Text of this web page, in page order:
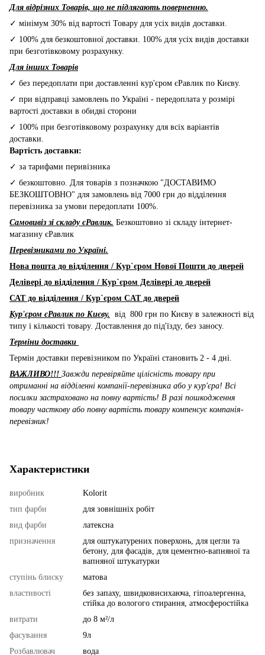
Для відрізних Товарів, що не підлягають поверненню.
✓ мінімум 30% від вартості Товару для усіх видів доставки.
✓ 100% для безкоштовної доставки. 100% для усіх видів доставки
при безготівковому розрахунку.
Для інших Товарів
✓ без передоплати при доставленні кур'єром єРавлик по Києву.
✓ при відправці замовлень по Україні - передоплата у розмірі
вартості доставки в обидві сторони
✓ 100% при безготівковому розрахунку для всіх варіантів
доставки.
Вартість доставки:
✓ за тарифами перивізника
✓ безкоштовно. Для товарів з позначкою "ДОСТАВИМО
БЕЗКОШТОВНО" для замовлень від 7000 грн до відділення
перевізника за умови передоплати 100%.
Самовивіз зі складу єРавлик. Безкоштовно зі складу інтернет-
магазину єРавлик
Перевізниками по Україні.
Нова пошта до відділення / Кур`єром Нової Пошти до дверей
Делівері до відділення / Кур`єром Делівері до дверей
САТ до відділення / Кур`єром CAT до дверей
Кур'єром єРавлик по Києву. від 800 грн по Києву в залежності від
типу і кількості товару. Доставлення до під'їзду, без заносу.
Терміни доставки
Термін доставки перевізником по Україні становить 2 - 4 дні.
ВАЖЛИВО!!! Завжди перевіряйте цілісність товару при
отриманні на відділенні компанії-перевізника або у кур'єра! Всі
посилки застраховано на повну вартість! В разі пошкодження
товару часткову або повну вартість товару компенсує компанія-
перевізник!
Характеристики
виробник
Kolorit
тип фарби
для зовнішніх робіт
вид фарби
латексна
призначення
для оштукатурених поверхонь, для цегли та
бетону, для фасадів, для цементно-вапняної та
вапняної штукатурки
ступінь блиску
матова
властивості
без запаху, швидковисихаюча, гіпоалергенна,
стійка до вологого стирання, атмосферостійка
витрати
до 8 м²/л
фасування
9л
Розбавлювач
вода